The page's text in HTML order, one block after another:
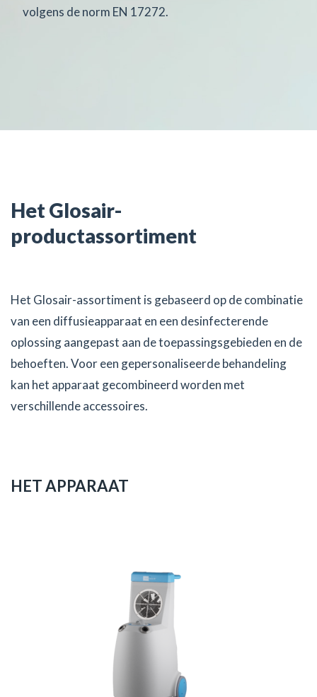
volgens de norm EN 17272.
Het Glosair-
productassortiment
Het Glosair-assortiment is gebaseerd op de combinatie
van een diffusieapparaat en een desinfecterende
oplossing aangepast aan de toepassingsgebieden en de
behoeften. Voor een gepersonaliseerde behandeling
kan het apparaat gecombineerd worden met
verschillende accessoires.
HET APPARAAT